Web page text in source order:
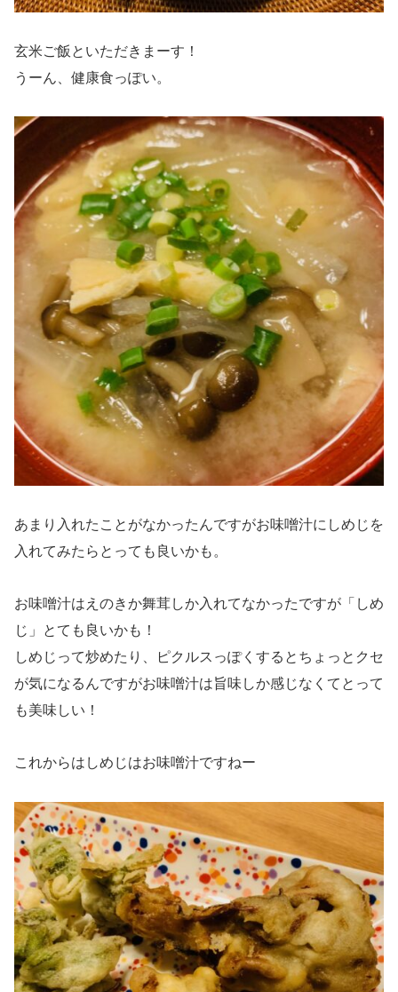
玄米ご飯といただきまーす！
うーん、健康食っぽい。
あまり入れたことがなかったんですがお味噌汁にしめじを
入れてみたらとっても良いかも。
お味噌汁はえのきか舞茸しか入れてなかったですが「しめ
じ」とても良いかも！
しめじって炒めたり、ピクルスっぽくするとちょっとクセ
が気になるんですがお味噌汁は旨味しか感じなくてとって
も美味しい！
これからはしめじはお味噌汁ですねー